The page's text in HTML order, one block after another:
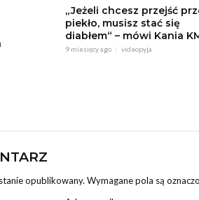
„Jeżeli chcesz przejść
piekło, musisz stać się
diabłem“ – mówi Kania
9 miesięcy ago videopyja
opublikowany. Wymagane pola są